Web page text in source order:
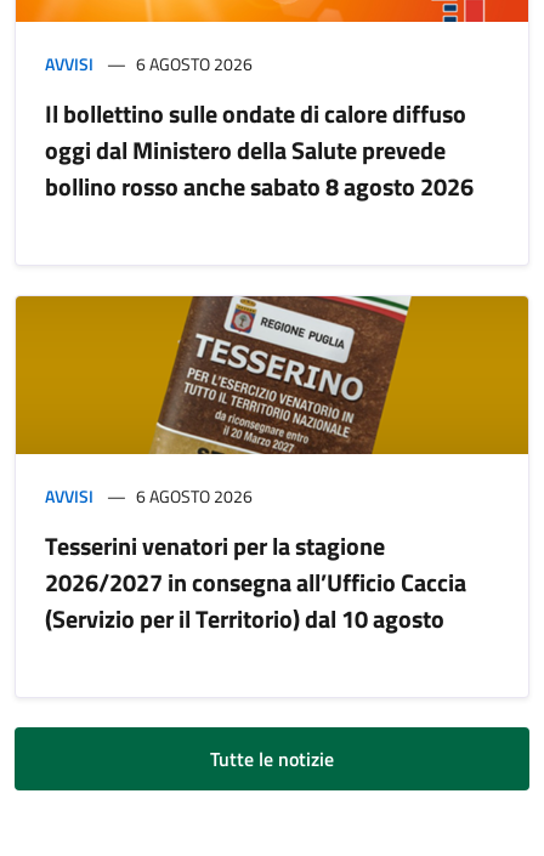
AVVISI 6 AGOSTO 2026
Il bollettino sulle ondate di calore diffuso
oggi dal Ministero della Salute prevede
bollino rosso anche sabato 8 agosto 2026
AVVISI 6 AGOSTO 2026
Tesserini venatori per la stagione
2026/2027 in consegna all’Ufficio Caccia
(Servizio per il Territorio) dal 10 agosto
Tutte le notizie